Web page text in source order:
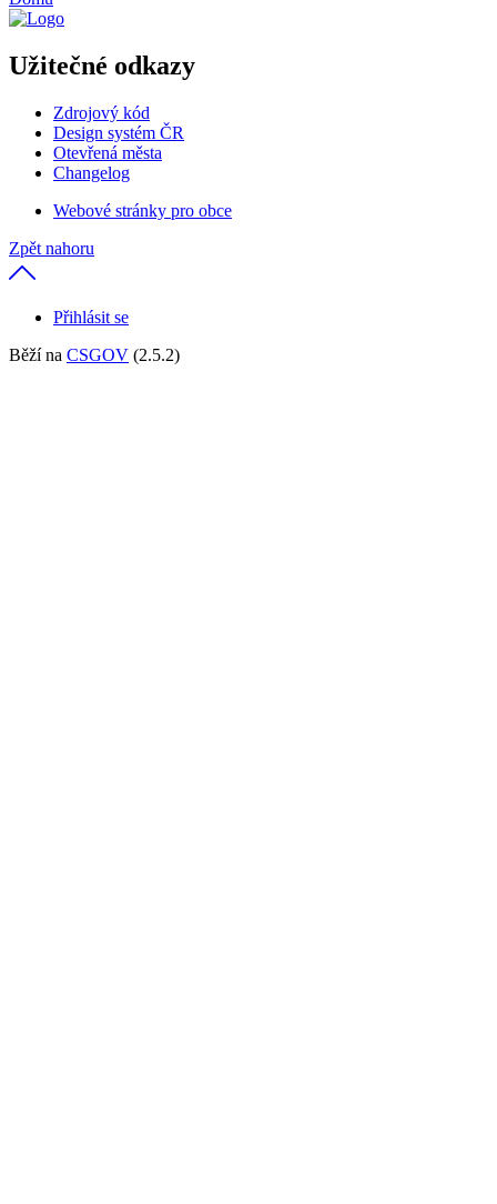
Užitečné odkazy
Zdrojový kód
Design systém ČR
Otevřená města
Changelog
Webové stránky pro obce
Zpět nahoru
Přihlásit se
Běží na CSGOV (2.5.2)